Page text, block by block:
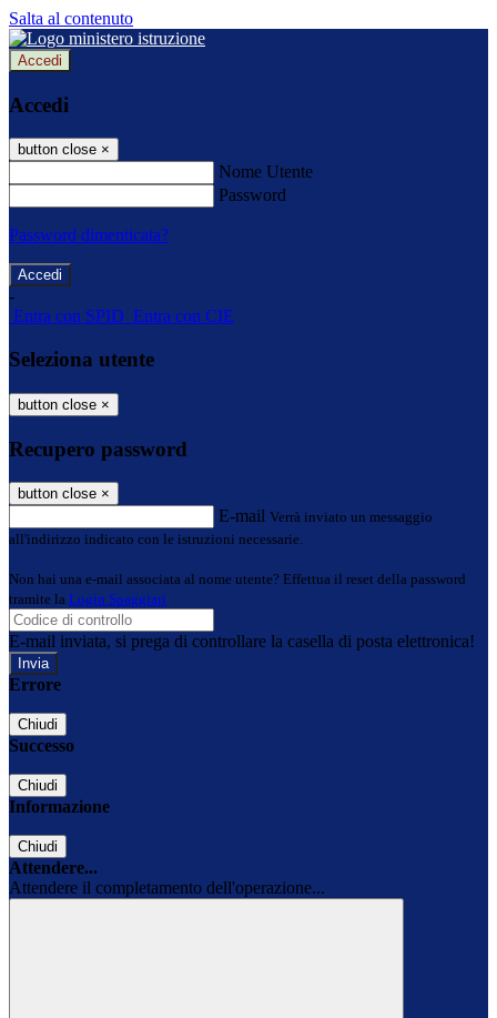
Salta al contenuto
Accedi
Accedi
button close ×
Nome Utente
Password
Password dimenticata?
-
Entra con SPID Entra con CIE
Seleziona utente
button close ×
Recupero password
button close ×
E-mail Verrà inviato un messaggio
all'indirizzo indicato con le istruzioni necessarie.
Non hai una e-mail associata al nome utente? Effettua il reset della password
tramite la Login Spaggiari
E-mail inviata, si prega di controllare la casella di posta elettronica!
Errore
Chiudi
Successo
Chiudi
Informazione
Chiudi
Attendere...
Attendere il completamento dell'operazione...